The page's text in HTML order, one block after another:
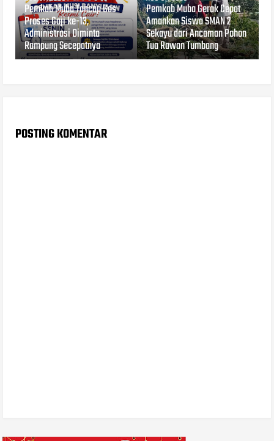
Pemkab Muba Tancap Gas
Proses Gaji ke-13,
Administrasi Diminta
Rampung Secepatnya
Pemkab Muba Gerak Cepat
Amankan Siswa SMAN 2
Sekayu dari Ancaman Pohon
Tua Rawan Tumbang
POSTING KOMENTAR